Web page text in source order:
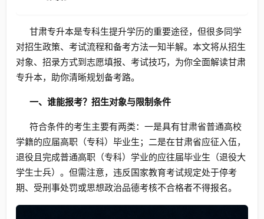
甘肃专升本是专科生提升学历的重要途径，但很多同学
对招生政策、考试流程和备考方法一知半解。本文将从招生
对象、招录方式到志愿填报、考试技巧，为你全面解读甘肃
专升本，助你清晰规划备考路。
一、谁能报考？招生对象与限制条件
符合条件的考生主要有两类：一是具有甘肃省普通高校
学籍的应届高职（专科）毕业生；二是在甘肃省应征入伍，
退役且完成普通高职（专科）学业的应往届毕业生（退役大
学生士兵）。但需注意，违反国家教育考试规定处于停考
期、受刑事处罚或思想政治品德考核不合格者不得报名。